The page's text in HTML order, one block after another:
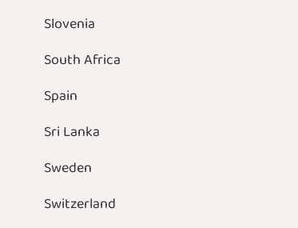
Slovenia
South Africa
Spain
Sri Lanka
Sweden
Switzerland